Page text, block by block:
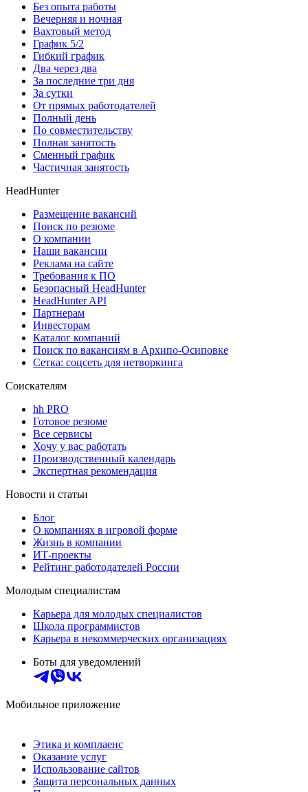
Без опыта работы
Вечерняя и ночная
Вахтовый метод
График 5/2
Гибкий график
Два через два
За последние три дня
За сутки
От прямых работодателей
Полный день
По совместительству
Полная занятость
Сменный график
Частичная занятость
HeadHunter
Размещение вакансий
Поиск по резюме
О компании
Наши вакансии
Реклама на сайте
Требования к ПО
Безопасный HeadHunter
HeadHunter API
Партнерам
Инвесторам
Каталог компаний
Поиск по вакансиям в Архипо-Осиповке
Сетка: соцсеть для нетворкинга
Соискателям
hh PRO
Готовое резюме
Все сервисы
Хочу у вас работать
Производственный календарь
Экспертная рекомендация
Новости и статьи
Блог
О компаниях в игровой форме
Жизнь в компании
ИТ-проекты
Рейтинг работодателей России
Молодым специалистам
Карьера для молодых специалистов
Школа программистов
Карьера в некоммерческих организациях
Боты для уведомлений
Мобильное приложение
Этика и комплаенс
Оказание услуг
Использование сайтов
Защита персональных данных